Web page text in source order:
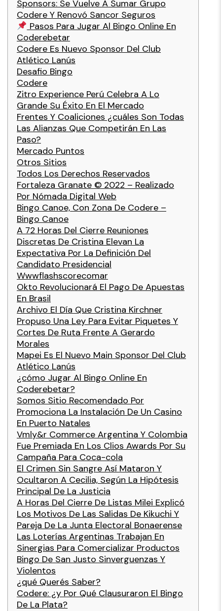
Sponsors: Se Vuelve A Sumar Grupo
Codere Y Renovó Sancor Seguros
Pasos Para Jugar Al Bingo Online En
Coderebetar
Codere Es Nuevo Sponsor Del Club
Atlético Lanús
Desafio Bingo
Codere
Zitro Experience Perú Celebra A Lo
Grande Su Éxito En El Mercado
Frentes Y Coaliciones ¿cuáles Son Todas
Las Alianzas Que Competirán En Las
Paso?
Mercado Puntos
Otros Sitios
Todos Los Derechos Reservados
Fortaleza Granate © 2022 – Realizado
Por Nómada Digital Web
Bingo Canoe, Con Zona De Codere –
Bingo Canoe
A 72 Horas Del Cierre Reuniones
Discretas De Cristina Elevan La
Expectativa Por La Definición Del
Candidato Presidencial
Wwwflashscorecomar
Okto Revolucionará El Pago De Apuestas
En Brasil
Archivo El Día Que Cristina Kirchner
Propuso Una Ley Para Evitar Piquetes Y
Cortes De Ruta Frente A Gerardo
Morales
Mapei Es El Nuevo Main Sponsor Del Club
Atlético Lanús
¿cómo Jugar Al Bingo Online En
Coderebetar?
Somos Sitio Recomendado Por
Promociona La Instalación De Un Casino
En Puerto Natales
Vmly&r Commerce Argentina Y Colombia
Fue Premiada En Los Clios Awards Por Su
Campaña Para Coca-cola
El Crimen Sin Sangre Así Mataron Y
Ocultaron A Cecilia, Según La Hipótesis
Principal De La Justicia
A Horas Del Cierre De Listas Milei Explicó
Los Motivos De Las Salidas De Kikuchi Y
Pareja De La Junta Electoral Bonaerense
Las Loterías Argentinas Trabajan En
Sinergias Para Comercializar Productos
Bingo De San Justo Sinverguenzas Y
Violentos
¿qué Querés Saber?
Codere: ¿y Por Qué Clausuraron El Bingo
De La Plata?